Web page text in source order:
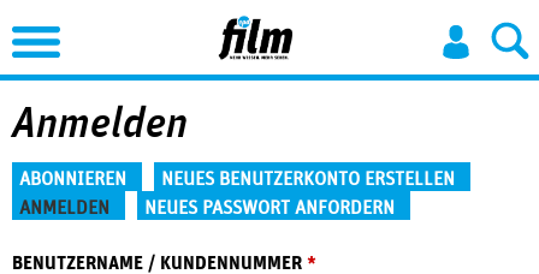
Jump to Navigation
Anmelden
Haupt-Reiter
ABONNIEREN
NEUES BENUTZERKONTO ERSTELLEN
ANMELDEN
NEUES PASSWORT ANFORDERN
BENUTZERNAME / KUNDENNUMMER *